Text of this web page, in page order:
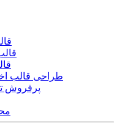
طراحی قالب
پرفروش